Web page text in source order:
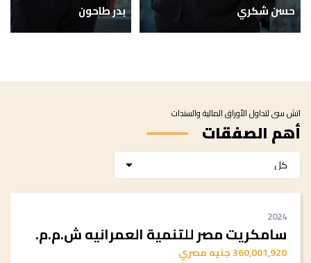
حسن شكري بدر طاحون
اتش سى لتداول الأوراق المالية والسندات
أهم الصفقات
arrow_drop_down
2024
سامكريت مصر للتنمية العمرانيه ش.م.م.
360,001,920 جنيه مصري